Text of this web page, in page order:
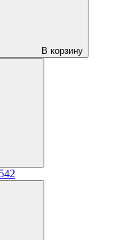
В корзину